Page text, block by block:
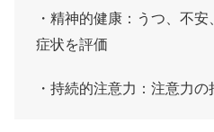
・精神的健康：うつ、不
症状を評価
・持続的注意力：注意力